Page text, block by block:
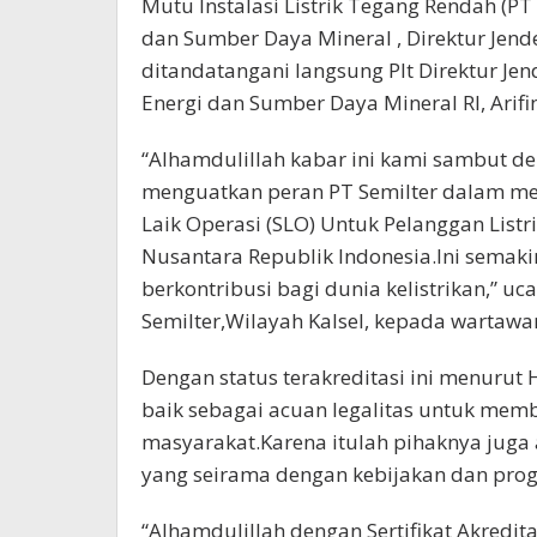
dan Sumber Daya Mineral , Direktur
ditandatangani langsung Plt Direktur
Energi dan Sumber Daya Mineral RI,
“Alhamdulillah kabar ini kami sambut
menguatkan peran PT Semilter dalam
Laik Operasi (SLO) Untuk Pelanggan
Nusantara Republik Indonesia.Ini
berkontribusi bagi dunia kelistrikan,”
Semilter,Wilayah Kalsel, kepada
Dengan status terakreditasi ini
baik sebagai acuan legalitas untuk
masyarakat.Karena itulah pihaknya
yang seirama dengan kebijakan dan
“Alhamdulillah dengan Sertifikat